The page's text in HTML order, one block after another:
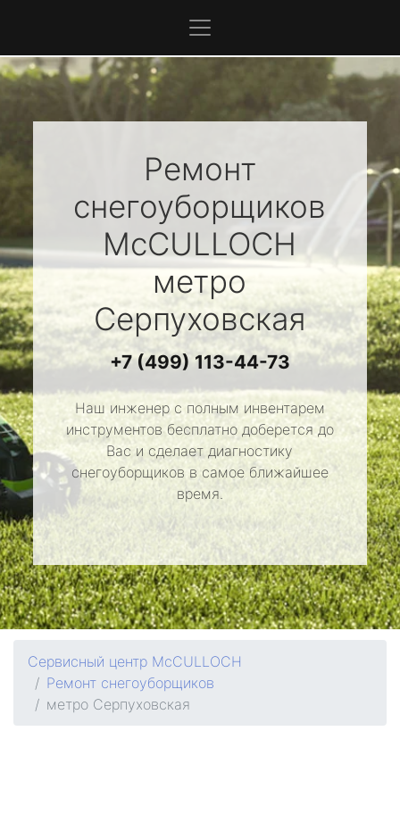
Ремонт
снегоуборщиков
McCULLOCH
метро
Серпуховская
+7 (499) 113-44-73
Наш инженер с полным инвентарем
инструментов бесплатно доберется до
Вас и сделает диагностику
снегоуборщиков в самое ближайшее
время.
Сервисный центр McCULLOCH
Ремонт снегоуборщиков
метро Серпуховская